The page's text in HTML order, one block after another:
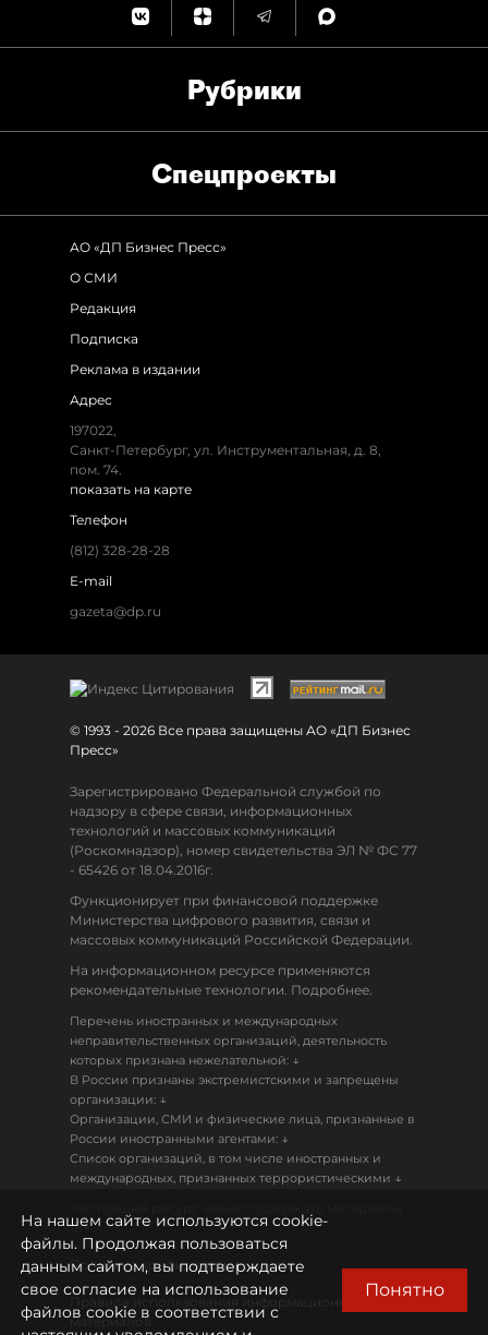
Рубрики
Спец­проекты
АО «ДП Бизнес Пресс»
О СМИ
Редакция
Подписка
Реклама в издании
Адрес
197022,
Санкт-Петербург, ул. Инструментальная, д. 8,
пом. 74.
показать на карте
Телефон
(812) 328-28-28
E-mail
gazeta@dp.ru
© 1993 - 2026 Все права защищены АО «ДП Бизнес
Пресс»
Зарегистрировано Федеральной службой по
надзору в сфере связи, информационных
технологий и массовых коммуникаций
(Роскомнадзор), номер свидетельства ЭЛ № ФС 77
- 65426 от 18.04.2016г.
Функционирует при финансовой поддержке
Министерства цифрового развития, связи и
массовых коммуникаций Российской Федерации.
На информационном ресурсе применяются
рекомендательные технологии. Подробнее.
Перечень иностранных и международных
неправительственных организаций, деятельность
которых признана нежелательной: ↓
В России признаны экстремистскими и запрещены
организации: ↓
Организации, СМИ и физические лица, признанные в
России иностранными агентами: ↓
Список организаций, в том числе иностранных и
международных, признанных террористическими ↓
18+
Политика конфиденциальности
Правила использования информационных
материалов
На нашем сайте используются cookie-
файлы. Продолжая пользоваться
данным сайтом, вы подтверждаете
свое согласие на использование
файлов cookie в соответствии с
Понятно